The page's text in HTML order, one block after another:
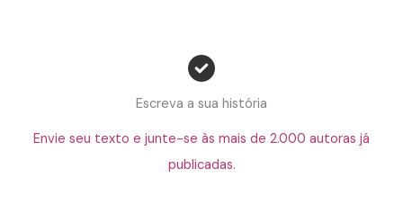
Escreva a sua história
Envie seu texto e junte-se às mais de 2.000 autoras já
publicadas.